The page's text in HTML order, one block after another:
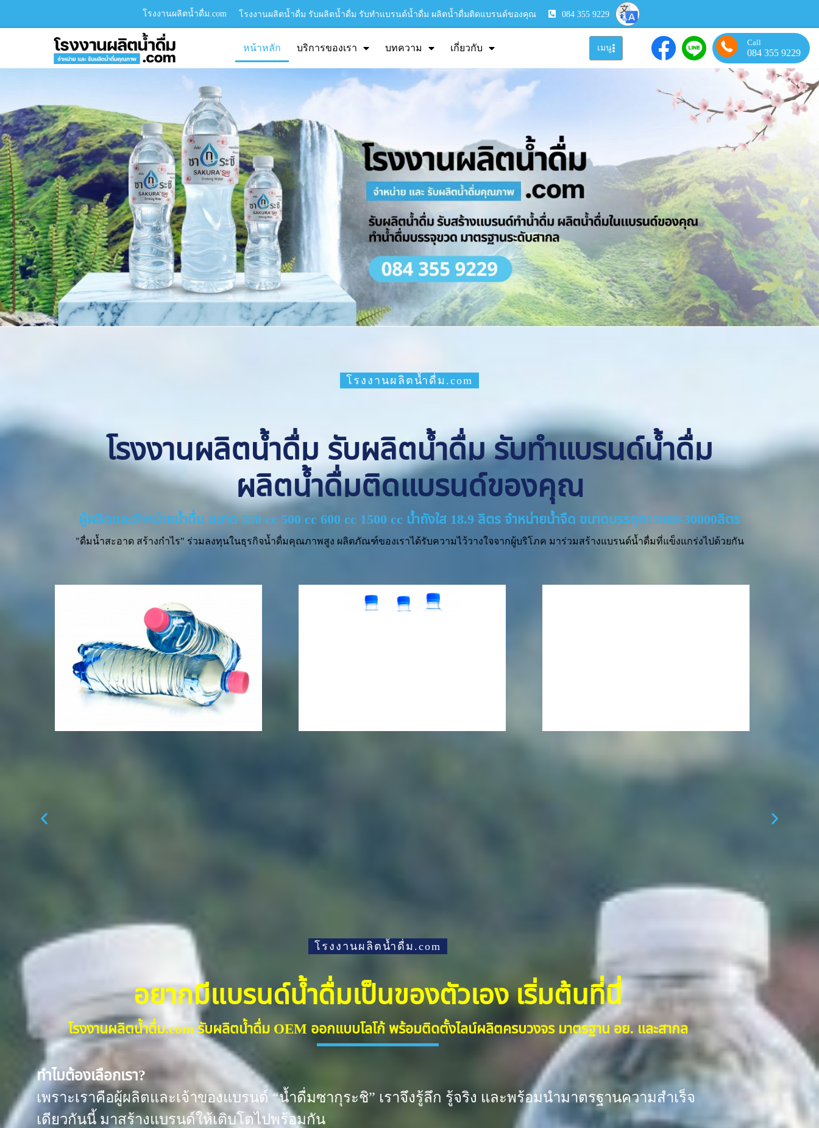
โรงงานผลิตน้ำดื่ม.com โรงงานผลิตน้ำดื่ม รับผลิตน้ำดื่ม รับทำแบรนด์น้ำดื่ม ผลิตน้ำดื่มติดแบรนด์ของคุณ 084 355 9229
หน้าหลัก บริการของเรา บทความ เกี่ยวกับ เมนู
Call
084 355 9229
โรงงานผลิตน้ำดื่ม.com
โรงงานผลิตน้ำดื่ม รับผลิตน้ำดื่ม รับทำแบรนด์น้ำดื่ม
ผลิตน้ำดื่มติดแบรนด์ของคุณ
ผู้ผลิตและจำหน่ายน้ำดื่ม ขนาด 350 cc 500 cc 600 cc 1500 cc น้ำถังใส 18.9 ลิตร จำหน่ายน้ำจืด ขนาดบรรทุก15000-30000ลิตร
"ดื่มน้ำสะอาด สร้างกำไร" ร่วมลงทุนในธุรกิจน้ำดื่มคุณภาพสูง ผลิตภัณฑ์ของเราได้รับความไว้วางใจจากผู้บริโภค มาร่วมสร้างแบรนด์น้ำดื่มที่แข็งแกร่งไปด้วยกัน
โรงงานผลิตน้ำดื่ม.com
อยากมีแบรนด์น้ำดื่มเป็นของตัวเอง เริ่มต้นที่นี่
โรงงานผลิตน้ำดื่ม.com รับผลิตน้ำดื่ม OEM ออกแบบโลโก้ พร้อมติดตั้งไลน์ผลิตครบวงจร มาตรฐาน อย. และสากล
ทำไมต้องเลือกเรา?
เพราะเราคือผู้ผลิตและเจ้าของแบรนด์ “น้ำดื่มซากุระชิ” เราจึงรู้ลึก รู้จริง และพร้อมนำมาตรฐานความสำเร็จ
เดียวกันนี้ มาสร้างแบรนด์ให้เติบโตไปพร้อมกัน